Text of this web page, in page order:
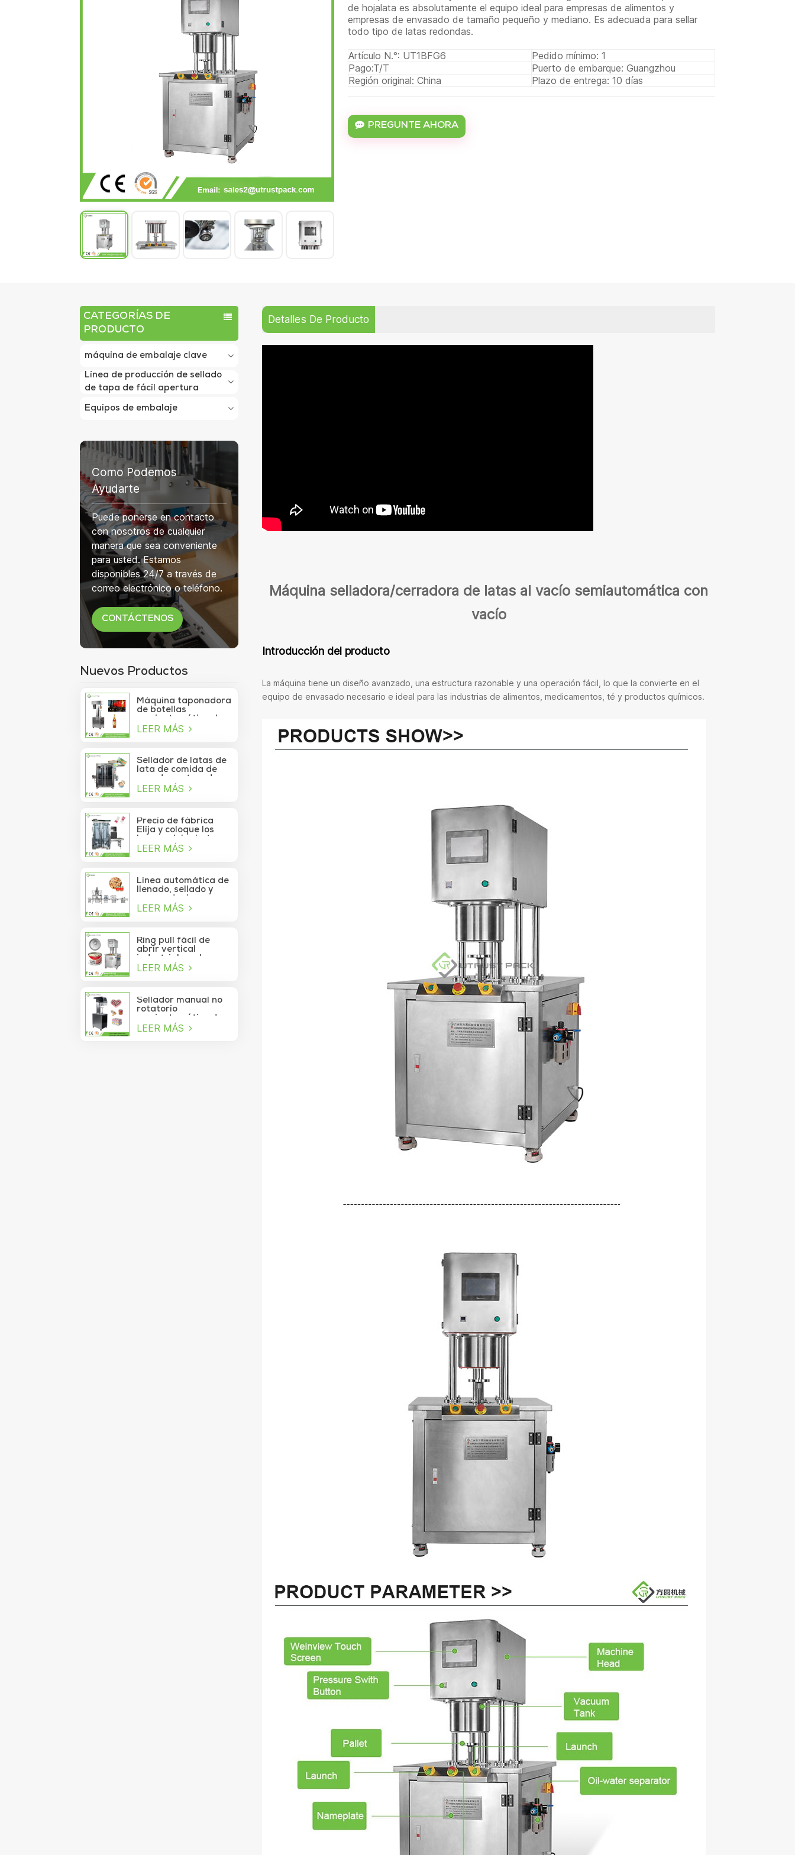
de hojalata es absolutamente el equipo ideal para empresas de alimentos y
empresas de envasado de tamaño pequeño y mediano. Es adecuada para sellar
todo tipo de latas redondas.
Artículo N.°: UT1BFG6
Pedido mínimo: 1
Pago:T/T
Puerto de embarque: Guangzhou
Región original: China
Plazo de entrega: 10 días
PREGUNTE AHORA
CATEGORÍAS DE
PRODUCTO
máquina de embalaje clave
Línea de producción de sellado
de tapa de fácil apertura
Equipos de embalaje
Como Podemos
Ayudarte
Puede ponerse en contacto
con nosotros de cualquier
manera que sea conveniente
para usted. Estamos
disponibles 24/7 a través de
correo electrónico o teléfono.
CONTÁCTENOS
Nuevos Productos
Máquina taponadora
de botellas
semiautomática de
750 ml para botellas
LEER MÁS
Sellador de latas de
lata de comida de
mar de contenedor
de vacío de sardina
LEER MÁS
Precio de fábrica
Elija y coloque los
brazos del robot
Delta para la bolsita
LEER MÁS
Línea automática de
llenado, sellado y
alimentos para
LEER MÁS
Ring pull fácil de
abrir vertical
industrial cerdo
almuerzo pollo
al vacío
LEER MÁS
Sellador manual no
rotatorio
semiautomático de
latas de refrescos,
LEER MÁS
Detalles De Producto
Máquina selladora/cerradora de latas al vacío semiautomática con
vacío
Introducción del producto
La máquina tiene un diseño avanzado, una estructura razonable y una operación fácil, lo que la convierte en el
equipo de envasado necesario e ideal para las industrias de alimentos, medicamentos, té y productos químicos.